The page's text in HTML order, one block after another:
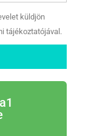
küldjön
tájékoztatójával.